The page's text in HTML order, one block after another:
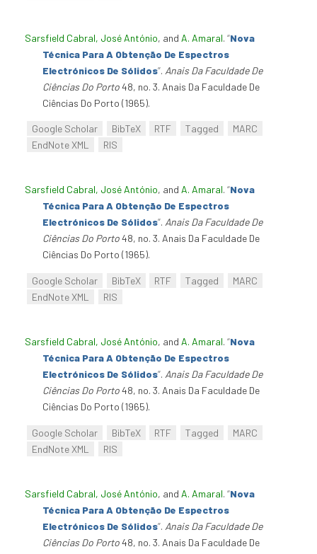
Sarsfield Cabral, José António, and A. Amaral. “Nova
Técnica Para A Obtenção De Espectros
Electrónicos De Sólidos”. Anais Da Faculdade De
Ciências Do Porto48, no. 3. Anais Da Faculdade De
Ciências Do Porto (1965).
Google Scholar BibTeX RTF Tagged
MARC
EndNote XML
RIS
Sarsfield Cabral, José António, and A. Amaral. “Nova
Técnica Para A Obtenção De Espectros
Electrónicos De Sólidos”. Anais Da Faculdade De
Ciências Do Porto48, no. 3. Anais Da Faculdade De
Ciências Do Porto (1965).
Google Scholar BibTeX RTF Tagged
MARC
EndNote XML
RIS
Sarsfield Cabral, José António, and A. Amaral. “Nova
Técnica Para A Obtenção De Espectros
Electrónicos De Sólidos”. Anais Da Faculdade De
Ciências Do Porto48, no. 3. Anais Da Faculdade De
Ciências Do Porto (1965).
Google Scholar BibTeX RTF Tagged
MARC
EndNote XML
RIS
Sarsfield Cabral, José António, and A. Amaral. “Nova
Técnica Para A Obtenção De Espectros
Electrónicos De Sólidos”. Anais Da Faculdade De
Ciências Do Porto48, no. 3. Anais Da Faculdade De